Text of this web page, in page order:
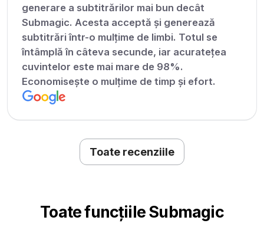
generare a subtitrărilor mai bun decât
Submagic. Acesta acceptă și generează
subtitrări într-o mulțime de limbi. Totul se
întâmplă în câteva secunde, iar acuratețea
cuvintelor este mai mare de 98%.
Economisește o mulțime de timp și efort.
Toate recenziile
Toate funcțiile Submagic